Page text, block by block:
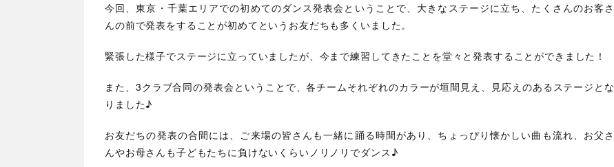
今回、東京・千葉エリアでの初めてのダンス発表会ということで、大きなステージに立ち、たくさんのお客さ
んの前で発表をすることが初めてというお友だちも多くいました。
緊張した様子でステージに立っていましたが、今まで練習してきたことを堂々と発表することができました！
また、3クラブ合同の発表会ということで、各チームそれぞれのカラーが垣間見え、見応えのあるステージとな
りました♪
お友だちの発表の合間には、ご来場の皆さんも一緒に踊る時間があり、ちょっぴり懐かしい曲も流れ、お父さ
んやお母さんも子どもたちに負けないくらいノリノリでダンス♪